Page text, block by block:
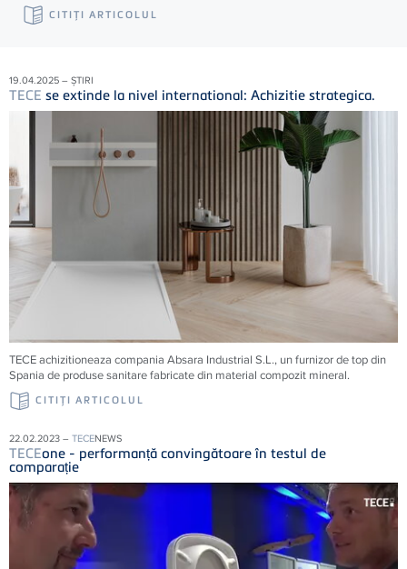
CITIŢI ARTICOLUL
19.04.2025 – ȘTIRI
TECE se extinde la nivel international: Achizitie strategica.
TECE achizitioneaza compania Absara Industrial S.L., un furnizor de top din
Spania de produse sanitare fabricate din material compozit mineral.
CITIŢI ARTICOLUL
22.02.2023 – TECENEWS
TECEone - performanță convingătoare în testul de
comparație